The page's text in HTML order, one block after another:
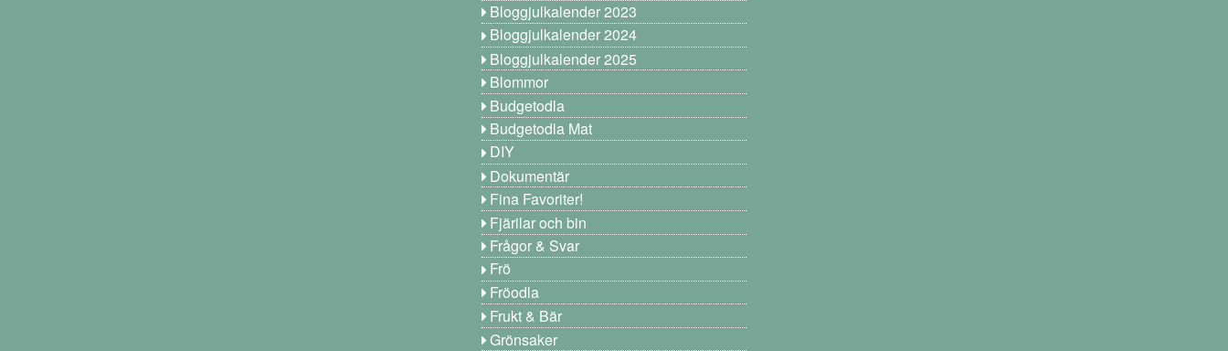
Bloggjulkalender 2023
Bloggjulkalender 2024
Bloggjulkalender 2025
Blommor
Budgetodla
Budgetodla Mat
DIY
Dokumentär
Fina Favoriter!
Fjärilar och bin
Frågor & Svar
Frö
Fröodla
Frukt & Bär
Grönsaker